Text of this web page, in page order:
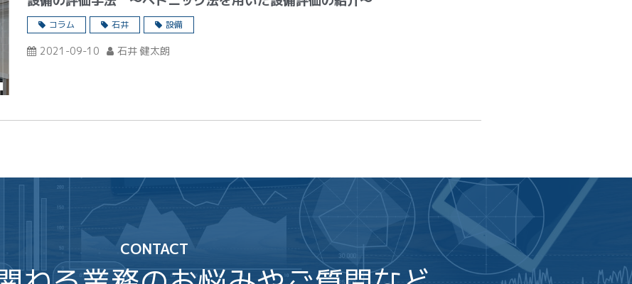
コラム 石井 設備
2021-09-10 石井 健太朗
CONTACT